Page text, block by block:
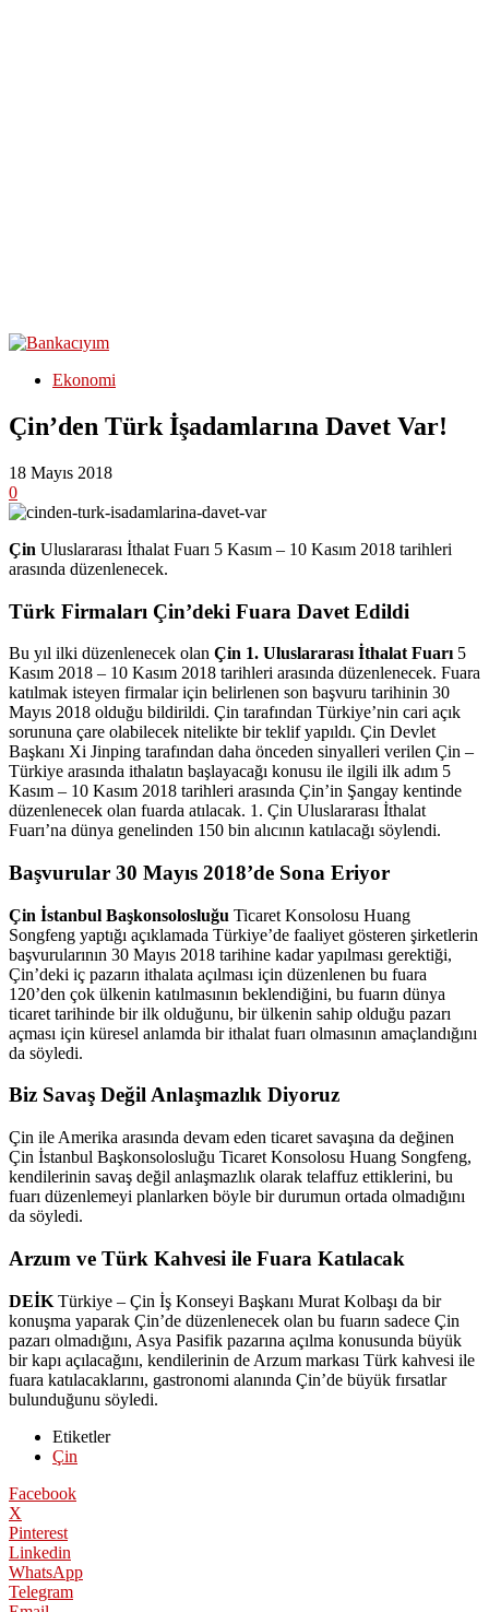
Ekonomi
Çin’den Türk İşadamlarına Davet Var!
18 Mayıs 2018
0
Çin Uluslararası İthalat Fuarı 5 Kasım – 10 Kasım 2018 tarihleri
arasında düzenlenecek.
Türk Firmaları Çin’deki Fuara Davet Edildi
Bu yıl ilki düzenlenecek olan Çin 1. Uluslararası İthalat Fuarı 5
Kasım 2018 – 10 Kasım 2018 tarihleri arasında düzenlenecek. Fuara
katılmak isteyen firmalar için belirlenen son başvuru tarihinin 30
Mayıs 2018 olduğu bildirildi. Çin tarafından Türkiye’nin cari açık
sorununa çare olabilecek nitelikte bir teklif yapıldı. Çin Devlet
Başkanı Xi Jinping tarafından daha önceden sinyalleri verilen Çin –
Türkiye arasında ithalatın başlayacağı konusu ile ilgili ilk adım 5
Kasım – 10 Kasım 2018 tarihleri arasında Çin’in Şangay kentinde
düzenlenecek olan fuarda atılacak. 1. Çin Uluslararası İthalat
Fuarı’na dünya genelinden 150 bin alıcının katılacağı söylendi.
Başvurular 30 Mayıs 2018’de Sona Eriyor
Çin İstanbul Başkonsolosluğu Ticaret Konsolosu Huang
Songfeng yaptığı açıklamada Türkiye’de faaliyet gösteren şirketlerin
başvurularının 30 Mayıs 2018 tarihine kadar yapılması gerektiği,
Çin’deki iç pazarın ithalata açılması için düzenlenen bu fuara
120’den çok ülkenin katılmasının beklendiğini, bu fuarın dünya
ticaret tarihinde bir ilk olduğunu, bir ülkenin sahip olduğu pazarı
açması için küresel anlamda bir ithalat fuarı olmasının amaçlandığını
da söyledi.
Biz Savaş Değil Anlaşmazlık Diyoruz
Çin ile Amerika arasında devam eden ticaret savaşına da değinen
Çin İstanbul Başkonsolosluğu Ticaret Konsolosu Huang Songfeng,
kendilerinin savaş değil anlaşmazlık olarak telaffuz ettiklerini, bu
fuarı düzenlemeyi planlarken böyle bir durumun ortada olmadığını
da söyledi.
Arzum ve Türk Kahvesi ile Fuara Katılacak
DEİK Türkiye – Çin İş Konseyi Başkanı Murat Kolbaşı da bir
konuşma yaparak Çin’de düzenlenecek olan bu fuarın sadece Çin
pazarı olmadığını, Asya Pasifik pazarına açılma konusunda büyük
bir kapı açılacağını, kendilerinin de Arzum markası Türk kahvesi ile
fuara katılacaklarını, gastronomi alanında Çin’de büyük fırsatlar
bulunduğunu söyledi.
Etiketler
Çin
Facebook
X
Pinterest
Linkedin
WhatsApp
Telegram